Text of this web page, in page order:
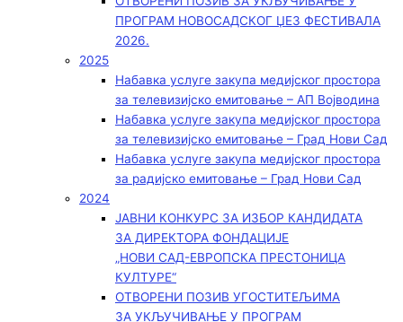
ПРОГРАМ НОВОСАДСКОГ ЏЕЗ ФЕСТИВАЛА
2026.
2025
Набавка услуге закупа медијског простора
за телевизијско емитовање – АП Војводинa
Набавка услуге закупа медијског простора
за телевизијско емитовање – Град Нови Сад
Набавка услуге закупа медијског простора
за радијско емитовање – Град Нови Сад
2024
ЈАВНИ КОНКУРС ЗА ИЗБОР КАНДИДАТА
ЗА ДИРЕКТОРА ФОНДАЦИЈЕ
„НОВИ САД-ЕВРОПСКА ПРЕСТОНИЦА
КУЛТУРЕ“
ОТВОРЕНИ ПОЗИВ УГОСТИТЕЉИМА
ЗА УКЉУЧИВАЊЕ У ПРОГРАМ